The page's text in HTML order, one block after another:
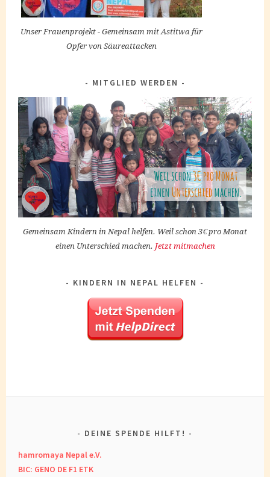
Unser Frauenprojekt - Gemeinsam mit Astitwa für
Opfer von Säureattacken
MITGLIED WERDEN
Gemeinsam Kindern in Nepal helfen. Weil schon 3€ pro Monat
einen Unterschied machen. Jetzt mitmachen
KINDERN IN NEPAL HELFEN
DEINE SPENDE HILFT!
hamromaya Nepal e.V.
BIC: GENO DE F1 ETK